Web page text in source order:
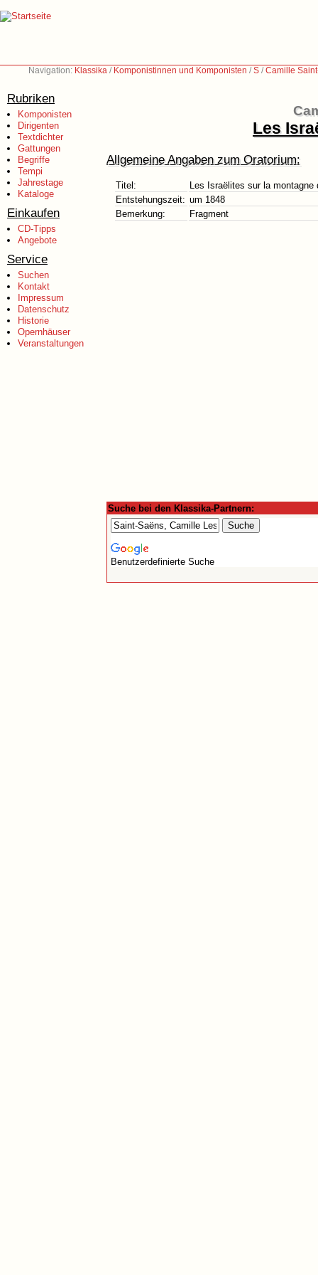
Navigation: Klassika / Komponistinnen und Komponisten /S /Camille
Rubriken
Komponisten
Dirigenten
Textdichter
Gattungen
Begriffe
Tempi
Jahrestage
Kataloge
Einkaufen
CD-Tipps
Angebote
Service
Suchen
Kontakt
Impressum
Datenschutz
Historie
Opernhäuser
Veranstaltungen
Les
Allgemeine Angaben zum Oratorium:
Titel:
Les Israëlites sur la montagne
Entstehungszeit: um 1848
Bemerkung:
Fragment
Suche bei den Klassika-Partnern:
Benutzerdefinierte Suche